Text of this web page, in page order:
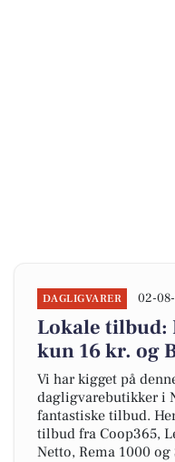
DAGLIGVARER 02-
Lokale
kun 16 kr. og
Vi har kigget på
dagligvarebutikker i
fantastiske tilbud.
tilbud fra Coop365,
Netto, Rema 1000 og